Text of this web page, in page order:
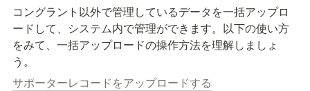
コングラント以外で管理しているデータを一括アップロ
ードして、システム内で管理ができます。以下の使い方
をみて、一括アップロードの操作方法を理解しましょ
う。
サポーターレコードをアップロードする